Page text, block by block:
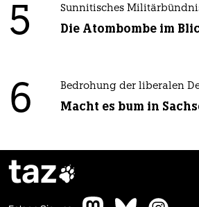
5 Sunnitisches
Die Atombombe im
6 Bedrohung der liberalen
Macht es bum in
taz